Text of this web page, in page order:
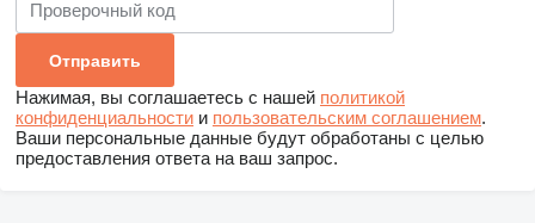
Нажимая, вы соглашаетесь с нашей политикой
конфиденциальности и пользовательским соглашением.
Ваши персональные данные будут обработаны с целью
предоставления ответа на ваш запрос.